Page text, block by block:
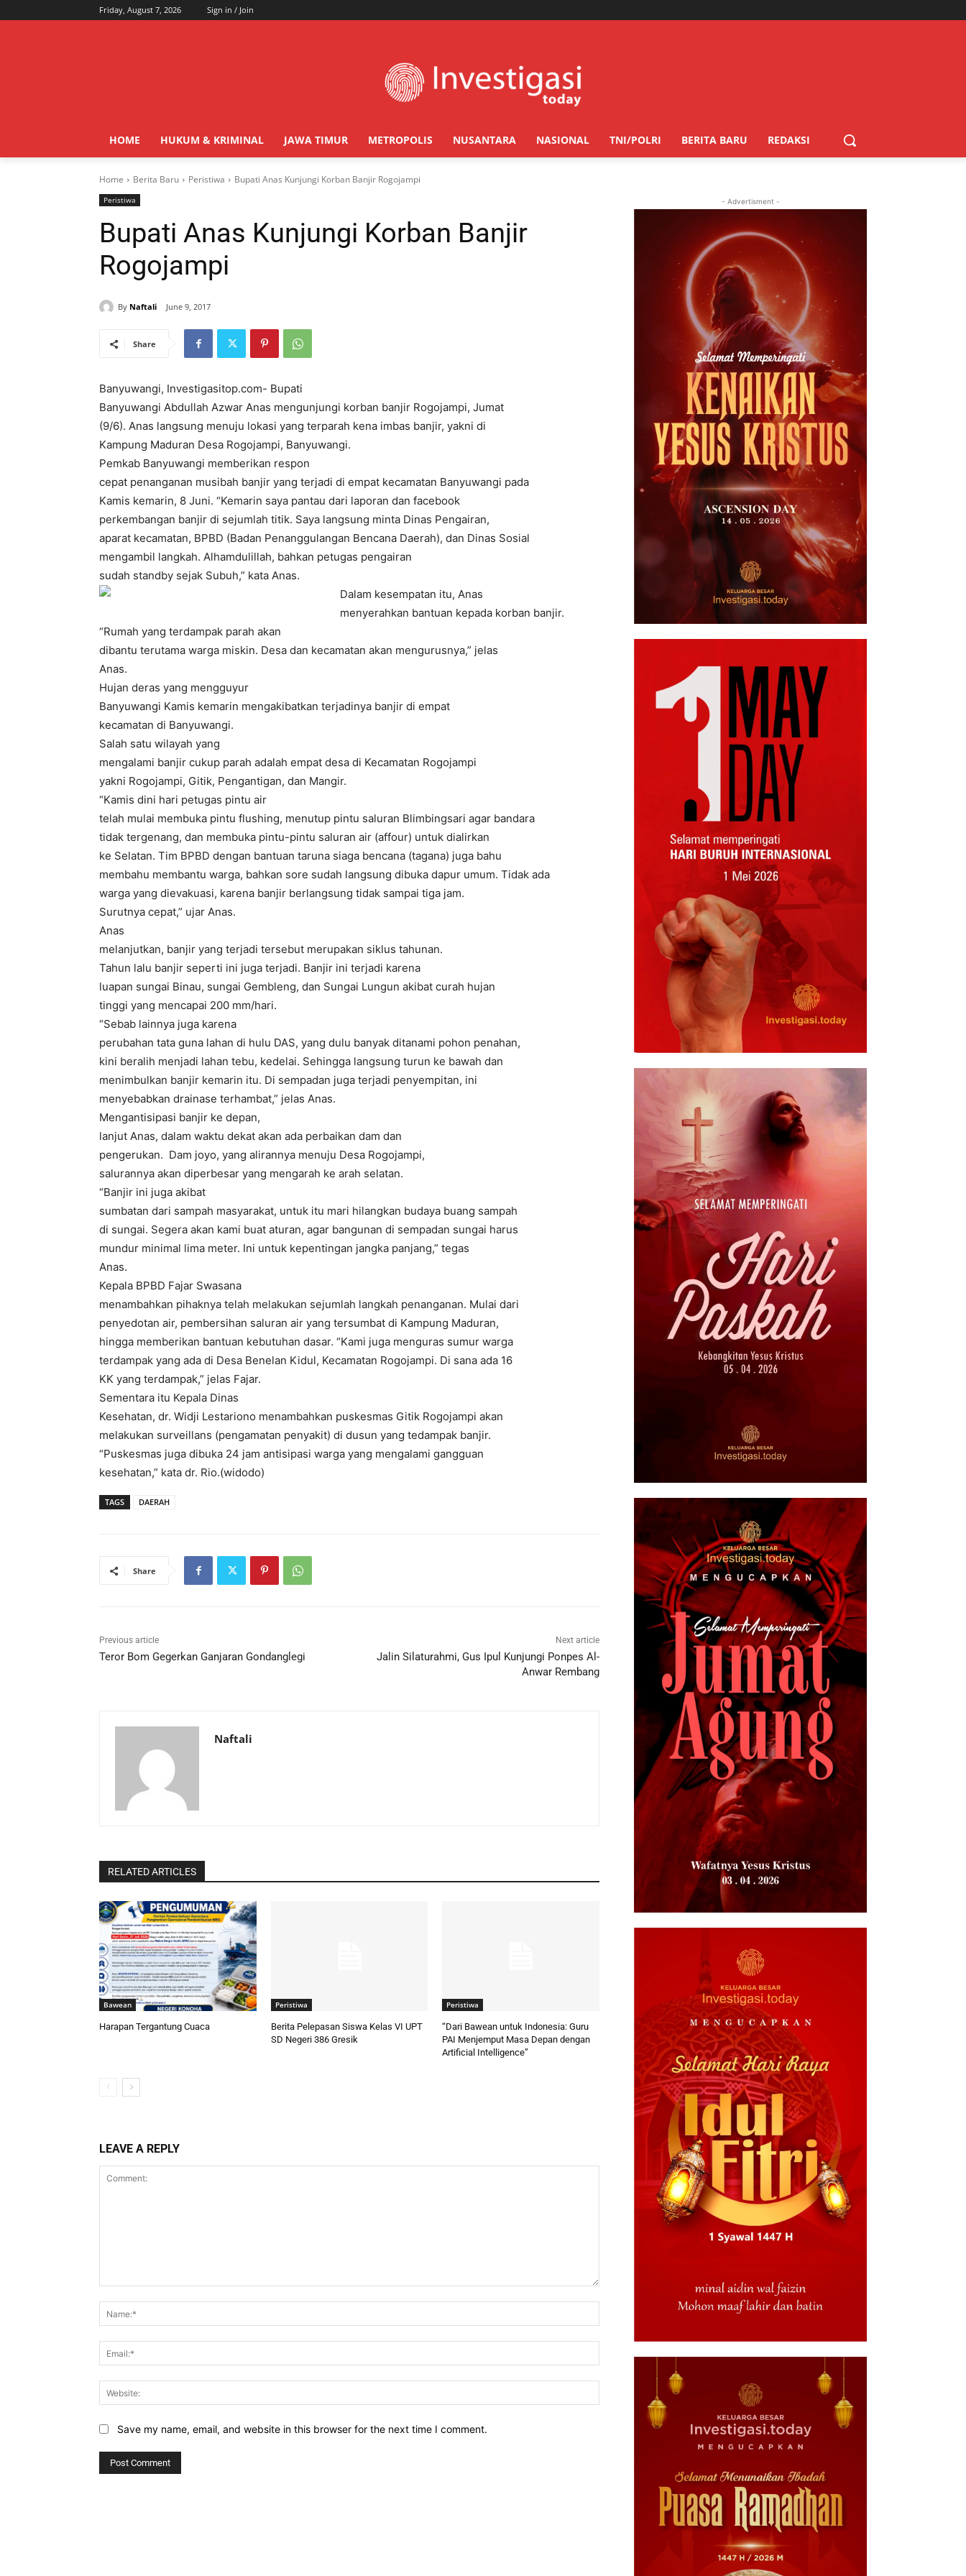
Friday, August 7, 2026 Sign in / Join
HOME HUKUM & KRIMINAL JAWA TIMUR METROPOLIS NUSANTARA NASIONAL TNI/POLRI BERITA BARU REDAKSI
Home Berita Baru Peristiwa Bupati Anas Kunjungi Korban Banjir Rogojampi
Peristiwa
Bupati Anas Kunjungi Korban Banjir
Rogojampi
By Naftali June 9, 2017
Share
Banyuwangi, Investigasitop.com- Bupati
Banyuwangi Abdullah Azwar Anas mengunjungi korban banjir Rogojampi, Jumat
(9/6). Anas langsung menuju lokasi yang terparah kena imbas banjir, yakni di
Kampung Maduran Desa Rogojampi, Banyuwangi.
Pemkab Banyuwangi memberikan respon
cepat penanganan musibah banjir yang terjadi di empat kecamatan Banyuwangi pada
Kamis kemarin, 8 Juni. “Kemarin saya pantau dari laporan dan facebook
perkembangan banjir di sejumlah titik. Saya langsung minta Dinas Pengairan,
aparat kecamatan, BPBD (Badan Penanggulangan Bencana Daerah), dan Dinas Sosial
mengambil langkah. Alhamdulillah, bahkan petugas pengairan
sudah standby sejak Subuh,” kata Anas.
Dalam kesempatan itu, Anas
menyerahkan bantuan kepada korban banjir.
“Rumah yang terdampak parah akan
dibantu terutama warga miskin. Desa dan kecamatan akan mengurusnya,” jelas
Anas.
Hujan deras yang mengguyur
Banyuwangi Kamis kemarin mengakibatkan terjadinya banjir di empat
kecamatan di Banyuwangi.
Salah satu wilayah yang
mengalami banjir cukup parah adalah empat desa di Kecamatan Rogojampi
yakni Rogojampi, Gitik, Pengantigan, dan Mangir.
“Kamis dini hari petugas pintu air
telah mulai membuka pintu flushing, menutup pintu saluran Blimbingsari agar bandara
tidak tergenang, dan membuka pintu-pintu saluran air (affour) untuk dialirkan
ke Selatan. Tim BPBD dengan bantuan taruna siaga bencana (tagana) juga bahu
membahu membantu warga, bahkan sore sudah langsung dibuka dapur umum. Tidak ada
warga yang dievakuasi, karena banjir berlangsung tidak sampai tiga jam.
Surutnya cepat,” ujar Anas.
Anas
melanjutkan, banjir yang terjadi tersebut merupakan siklus tahunan.
Tahun lalu banjir seperti ini juga terjadi. Banjir ini terjadi karena
luapan sungai Binau, sungai Gembleng, dan Sungai Lungun akibat curah hujan
tinggi yang mencapai 200 mm/hari.
“Sebab lainnya juga karena
perubahan tata guna lahan di hulu DAS, yang dulu banyak ditanami pohon penahan,
kini beralih menjadi lahan tebu, kedelai. Sehingga langsung turun ke bawah dan
menimbulkan banjir kemarin itu. Di sempadan juga terjadi penyempitan, ini
menyebabkan drainase terhambat,” jelas Anas.
Mengantisipasi banjir ke depan,
lanjut Anas, dalam waktu dekat akan ada perbaikan dam dan
pengerukan. Dam joyo, yang alirannya menuju Desa Rogojampi,
salurannya akan diperbesar yang mengarah ke arah selatan.
“Banjir ini juga akibat
sumbatan dari sampah masyarakat, untuk itu mari hilangkan budaya buang sampah
di sungai. Segera akan kami buat aturan, agar bangunan di sempadan sungai harus
mundur minimal lima meter. Ini untuk kepentingan jangka panjang,” tegas
Anas.
Kepala BPBD Fajar Swasana
menambahkan pihaknya telah melakukan sejumlah langkah penanganan. Mulai dari
penyedotan air, pembersihan saluran air yang tersumbat di Kampung Maduran,
hingga memberikan bantuan kebutuhan dasar. “Kami juga menguras sumur warga
terdampak yang ada di Desa Benelan Kidul, Kecamatan Rogojampi. Di sana ada 16
KK yang terdampak,” jelas Fajar.
Sementara itu Kepala Dinas
Kesehatan, dr. Widji Lestariono menambahkan puskesmas Gitik Rogojampi akan
melakukan surveillans (pengamatan penyakit) di dusun yang tedampak banjir.
“Puskesmas juga dibuka 24 jam antisipasi warga yang mengalami gangguan
kesehatan,” kata dr. Rio.(widodo)
TAGS DAERAH
Share
Previous article
Teror Bom Gegerkan Ganjaran Gondanglegi
Next article
Jalin Silaturahmi, Gus Ipul Kunjungi Ponpes Al-
Anwar Rembang
Naftali
RELATED ARTICLES
Bawean
Harapan Tergantung Cuaca
Peristiwa
Berita Pelepasan Siswa Kelas VI UPT
SD Negeri 386 Gresik
Peristiwa
“Dari Bawean untuk Indonesia: Guru
PAI Menjemput Masa Depan dengan
Artificial Intelligence”
LEAVE A REPLY
Save my name, email, and website in this browser for the next time I comment.
- Advertisment -